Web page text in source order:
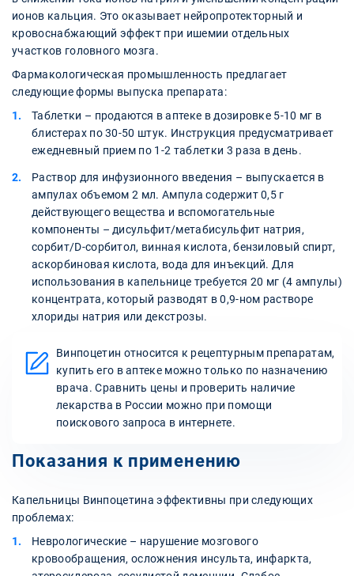
ионов кальция. Это оказывает нейропротекторный и
кровоснабжающий эффект при ишемии отдельных
участков головного мозга.
Фармакологическая промышленность предлагает
следующие формы выпуска препарата:
Таблетки – продаются в аптеке в дозировке 5-10 мг в
блистерах по 30-50 штук. Инструкция предусматривает
ежедневный прием по 1-2 таблетки 3 раза в день.
Раствор для инфузионного введения – выпускается в
ампулах объемом 2 мл. Ампула содержит 0,5 г
действующего вещества и вспомогательные
компоненты – дисульфит/метабисульфит натрия,
сорбит/D-сорбитол, винная кислота, бензиловый спирт,
аскорбиновая кислота, вода для инъекций. Для
использования в капельнице требуется 20 мг (4 ампулы)
концентрата, который разводят в 0,9-ном растворе
хлориды натрия или декстрозы.
Винпоцетин относится к рецептурным препаратам,
купить его в аптеке можно только по назначению
врача. Сравнить цены и проверить наличие
лекарства в России можно при помощи
поискового запроса в интернете.
Показания к применению
Капельницы Винпоцетина эффективны при следующих
проблемах:
Неврологические – нарушение мозгового
кровообращения, осложнения инсульта, инфаркта,